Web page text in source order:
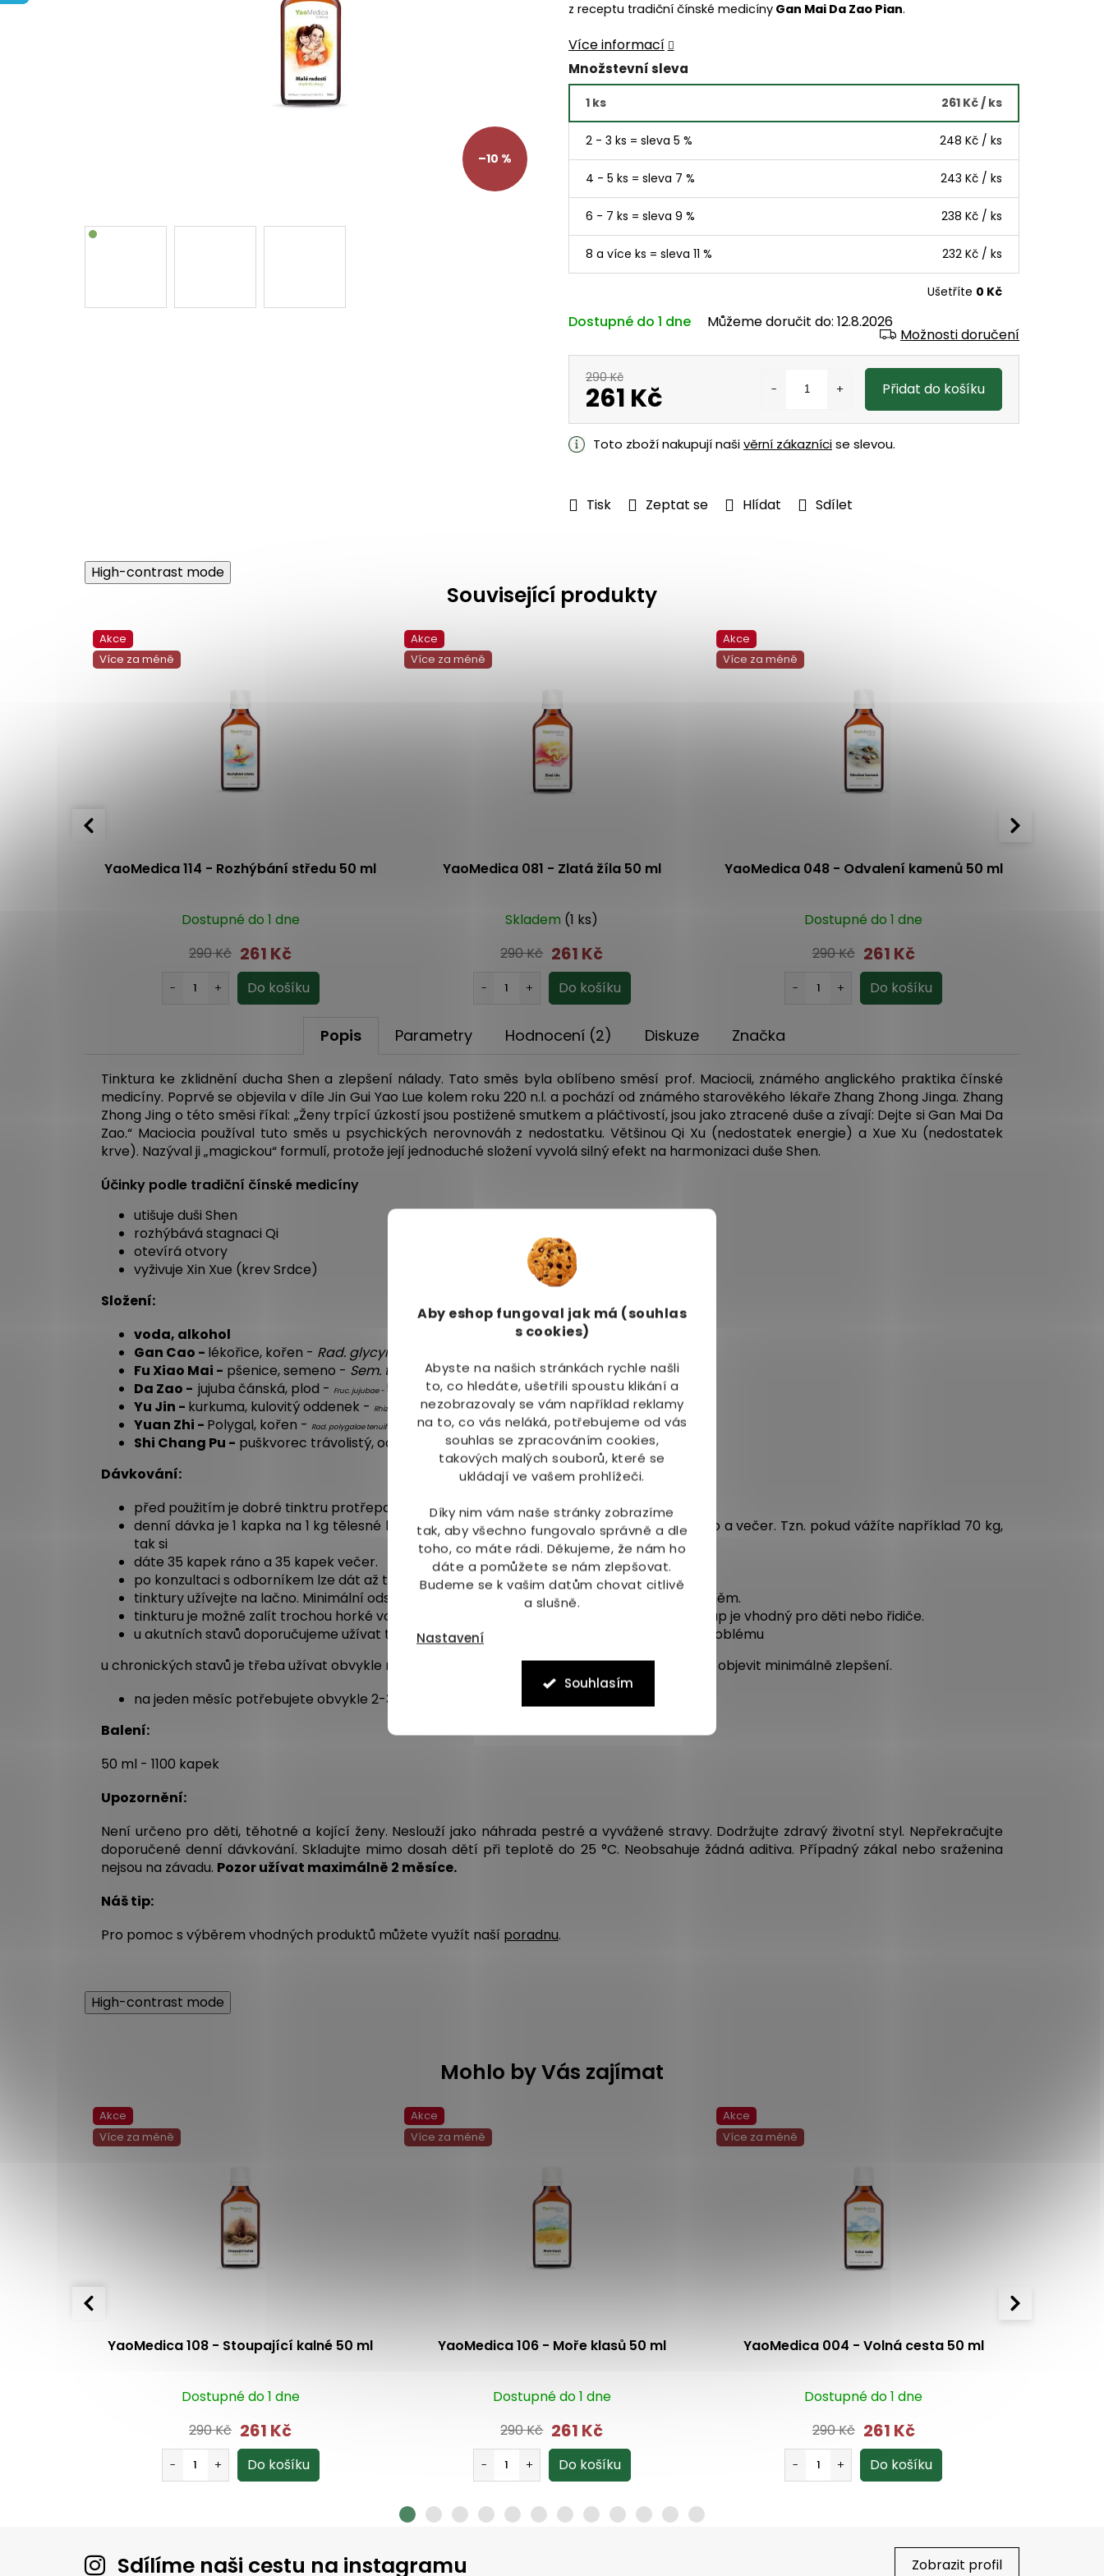
Aby eshop fungoval jak má (souhlas
s cookies)
Abyste na našich stránkách rychle našli
to, co hledáte, ušetřili spoustu klikání a
nezobrazovaly se vám například reklamy
na to, co vás neláká, potřebujeme od vás
souhlas se zpracováním cookies,
takových malých souborů, které se
ukládají ve vašem prohlížeči.
Díky nim vám naše stránky zobrazíme
tak, aby všechno fungovalo správně a dle
toho, co máte rádi. Děkujeme, že nám ho
dáte a pomůžete se nám zlepšovat.
Budeme se k vašim datům chovat citlivě
a slušně.
Nastavení
Souhlasím
–10 %
Množstevní sleva
1 ks 261 Kč / ks
2 - 3 ks = sleva 5 % 248 Kč / ks
4 - 5 ks = sleva 7 % 243 Kč / ks
6 - 7 ks = sleva 9 % 238 Kč / ks
8 a více ks = sleva 11 % 232 Kč / ks
Ušetříte 0 Kč
z receptu tradiční čínské medicíny Gan Mai Da Zao Pian.
Více informací
Tisk Zeptat se Hlídat Sdílet
Můžeme doručit do: 12.8.2026
Možnosti doručení
Dostupné do 1 dne
z
hvězdiček.
290 Kč
261 Kč
cena:
Přidat do košíku
Toto zboží nakupují našivěrní zákaznícise slevou.
High-contrast mode
Související produkty
Akce
Více za méně
YaoMedica 114 - Rozhýbání středu 50 ml
Dostupné do 1 dne
290 Kč 261 Kč
Akce
Více za méně
YaoMedica 081 - Zlatá žíla 50 ml
Skladem (1 ks)
290 Kč 261 Kč
Akce
Více za méně
YaoMedica 048 - Odvalení kamenů 50 ml
Dostupné do 1 dne
290 Kč 261 Kč
Popis Parametry Hodnocení (2) Diskuze Značka
Tinktura ke zklidnění ducha Shen a zlepšení nálady. Tato směs byla oblíbeno směsí prof. Maciocii, známého anglického praktika čínské
medicíny. Poprvé se objevila v díle Jin Gui Yao Lue kolem roku 220 n.l. a pochází od známého starověkého lékaře Zhang Zhong Jinga. Zhang
Zhong Jing o této směsi říkal: „Ženy trpící úzkostí jsou postižené smutkem a pláčtivostí, jsou jako ztracené duše a zívají: Dejte si Gan Mai Da
Zao.“ Maciocia používal tuto směs u psychických nerovnováh z nedostatku. Většinou Qi Xu (nedostatek energie) a Xue Xu (nedostatek
krve). Nazýval ji „magickou“ formulí, protože její jednoduché složení vyvolá silný efekt na harmonizaci duše Shen.
Účinky podle tradiční čínské medicíny
utišuje duši Shen
rozhýbává stagnaci Qi
otevírá otvory
vyživuje Xin Xue (krev Srdce)
Složení:
voda, alkohol
Gan Cao - lékořice, kořen - Rad. glycyrrhizae -
Fu Xiao Mai - pšenice, semeno - Sem. tritici levis -13,3g
Da Zao - jujuba čánská, plod - Fruc. jujubae - 5,0g
Yu Jin - kurkuma, kulovitý oddenek - Rhiz. curcumae - 5,0g
Yuan Zhi - Polygal, kořen - Rad. polygalae tenuifoliae -
5,0g
Shi Chang Pu - puškvorec trávolistý, oddenek -Rhiz. acori -5,0g
Dávkování:
před použitím je dobré tinktru protřepat. Mírné zakalení je normální.
denní dávka je 1 kapka na 1 kg tělesné hmotnosti. Denní dávku rozdělit na dvě části - ráno a večer. Tzn. pokud vážíte například 70 kg,
tak si
dáte 35 kapek ráno a 35 kapek večer.
po konzultaci s odborníkem lze dát až trojnásobnou dávku
tinktury užívejte na lačno. Minimální odstup je 30 minut před jídlem nebo jedna hodina po něm.
tinkturu je možné zalít trochou horké vody a tím dojde k odpaření se alkoholu. Tento postup je vhodný pro děti nebo řidiče.
u akutních stavů doporučujeme užívat tinktury obvykle několik dní, obvykle do vyřešení problému
u chronických stavů je třeba užívat obvykle několik měsíců. Nicméně do 2-3 měsíců by se mělo objevit minimálně zlepšení.
na jeden měsíc potřebujete obvykle 2-3 balení (podle denní dávky - viz výše)
Balení:
50 ml - 1100 kapek
Upozornění:
Není určeno pro děti, těhotné a kojící ženy. Neslouží jako náhrada pestré a vyvážené stravy. Dodržujte zdravý životní styl. Nepřekračujte
doporučené denní dávkování. Skladujte mimo dosah dětí při teplotě do 25 °C. Neobsahuje žádná aditiva. Případný zákal nebo sraženina
nejsou na závadu. Pozor užívat maximálně 2 měsíce.
Náš tip:
Pro pomoc s výběrem vhodných produktů můžete využít naší poradnu.
High-contrast mode
Mohlo by Vás zajímat
Akce
Více za méně
YaoMedica 108 - Stoupající kalné 50 ml
Dostupné do 1 dne
290 Kč 261 Kč
Akce
Více za méně
YaoMedica 106 - Moře klasů 50 ml
Dostupné do 1 dne
290 Kč 261 Kč
Akce
Více za méně
YaoMedica 004 - Volná cesta 50 ml
Dostupné do 1 dne
290 Kč 261 Kč
Sdílíme naši cestu na instagramu Zobrazit profil